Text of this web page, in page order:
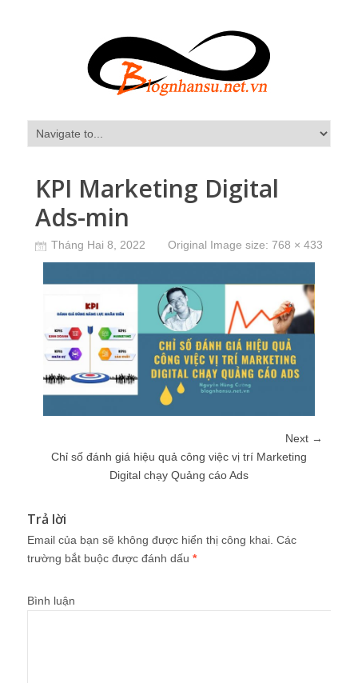
KPI Marketing Digital
Ads-min
Tháng Hai 8, 2022 Original Image size: 768 × 433
Next →
Chỉ số đánh giá hiệu quả công việc vị trí Marketing
Digital chạy Quảng cáo Ads
Trả lời
Email của bạn sẽ không được hiển thị công khai. Các
trường bắt buộc được đánh dấu *
Bình luận